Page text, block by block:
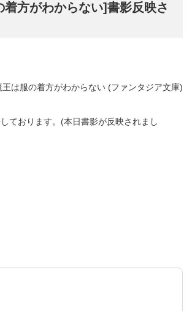
着方がわからない]書影反映さ
は服の着方がわからない (ファンタジア文庫)
ております。(本日書影が反映されまし